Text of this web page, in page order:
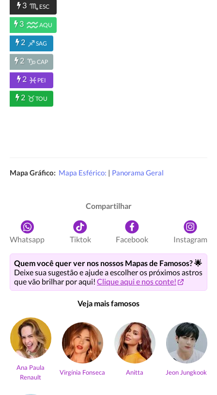
3 ESC
3 AQU
2 SAG
2 CAP
2 PEI
2 TOU
Mapa Gráfico: Mapa Esférico: | Panorama Geral
Compartilhar
Whatsapp Tiktok Facebook Instagram
Quem você quer ver nos nossos Mapas de Famosos? 🌟
Deixe sua sugestão e ajude a escolher os próximos astros
que vão brilhar por aqui! Clique aqui e nos conte!
Veja mais famosos
Ana Paula
Renault
Virgínia Fonseca Anitta Jeon Jungkook